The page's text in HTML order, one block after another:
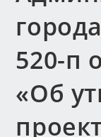
520-п
«Об